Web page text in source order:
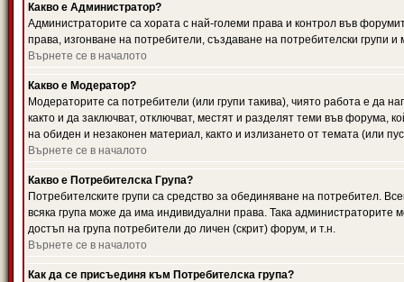
Какво е Администратор?
Администраторите са хората с най-големи права и контрол във
права, изгонване на потребители, създаване на потребителски групи
Върнете се в началото
Какво е Модератор?
Модераторите са потребители (или групи такива), чиято работа е да
както и да заключват, отключват, местят и разделят теми във форума,
на обиден и незаконен материал, както и излизането от темата (или
Върнете се в началото
Какво е Потребителска Група?
Потребителските групи са средство за обединяване на потребител.
всяка група може да има индивидуални права. Така
достъп на група потребители до личен (скрит) форум, и т.н.
Върнете се в началото
Как да се присъединя към Потребителска група?